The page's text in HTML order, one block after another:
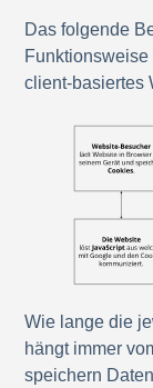
Das folgende
client-basiertes
Wie lange die
hängt immer
speichern